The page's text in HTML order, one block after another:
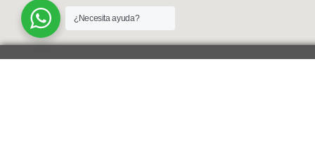
¿Necesita ayuda?